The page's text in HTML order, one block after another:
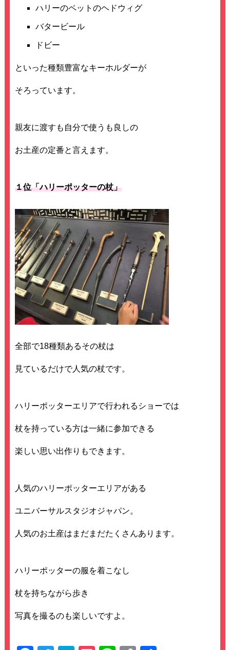
ハリーのペットのヘドウィグ
バタービール
ドビー
といった種類豊富なキーホルダーが
そろっています。
親友に渡すも自分で使うも良しの
お土産の定番と言えます。
１位「ハリーポッターの杖」
全部で18種類あるその杖は
見ているだけで人気の杖です。
ハリーポッターエリアで行われるショーでは
杖を持っている方は一緒に参加できる
楽しい思い出作りもできます。
人気のハリーポッターエリアがある
ユニバーサルスタジオジャパン。
人気のお土産はまだまだたくさんあります。
ハリーポッターの服を着こなし
杖を持ちながら歩き
写真を撮るのも楽しいですよ。